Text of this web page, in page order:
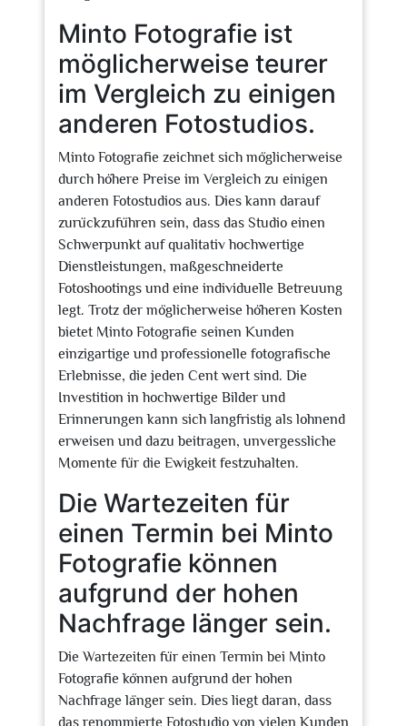
Minto Fotografie ist
möglicherweise teurer
im Vergleich zu einigen
anderen Fotostudios.
Minto Fotografie zeichnet sich möglicherweise
durch höhere Preise im Vergleich zu einigen
anderen Fotostudios aus. Dies kann darauf
zurückzuführen sein, dass das Studio einen
Schwerpunkt auf qualitativ hochwertige
Dienstleistungen, maßgeschneiderte
Fotoshootings und eine individuelle Betreuung
legt. Trotz der möglicherweise höheren Kosten
bietet Minto Fotografie seinen Kunden
einzigartige und professionelle fotografische
Erlebnisse, die jeden Cent wert sind. Die
Investition in hochwertige Bilder und
Erinnerungen kann sich langfristig als lohnend
erweisen und dazu beitragen, unvergessliche
Momente für die Ewigkeit festzuhalten.
Die Wartezeiten für
einen Termin bei Minto
Fotografie können
aufgrund der hohen
Nachfrage länger sein.
Die Wartezeiten für einen Termin bei Minto
Fotografie können aufgrund der hohen
Nachfrage länger sein. Dies liegt daran, dass
das renommierte Fotostudio von vielen Kunden